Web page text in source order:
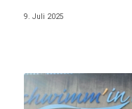
9. Juli 2025